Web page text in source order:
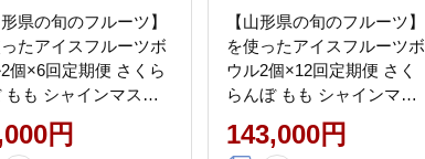
形県の旬のフルーツ】
たアイスフルーツボ
個×6回定期便 さくら
もも シャインマスカ
ラ・フランス りんご
4428 円
【山形県の旬のフルーツ】
を使ったアイスフルーツボ
ウル2個×12回定期便 さく
らんぼ もも シャインマス
カット ラ・フランス りん
ご F2Y-4429
143,000円